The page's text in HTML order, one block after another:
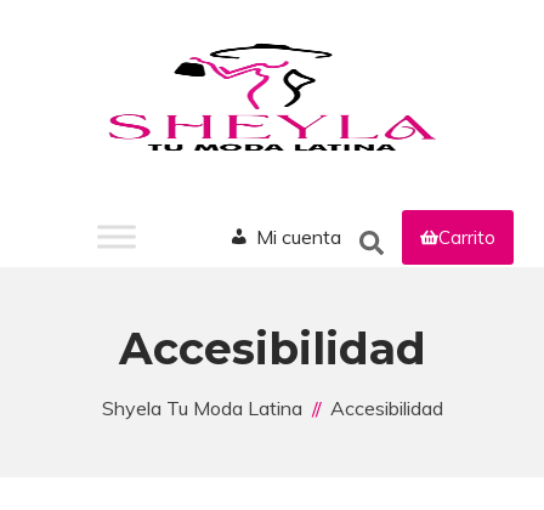
Mi cuenta Carrito
Accesibilidad
Shyela Tu Moda Latina Accesibilidad